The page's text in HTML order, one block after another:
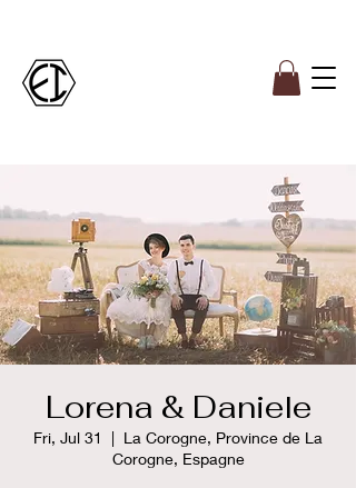
Lorena & Daniele
Fri, Jul 31
  |
La Corogne, Province de La
Corogne, Espagne